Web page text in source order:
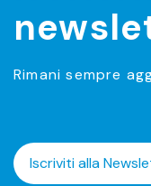
Rimani sempre
Iscriviti alla